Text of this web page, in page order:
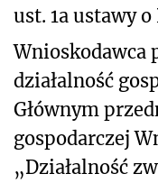
ust. 1a ustawy o
Wnioskodawca
działalność
Głównym
gospodarczej
„Działalność